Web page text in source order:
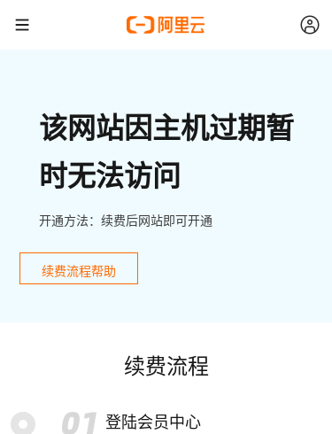
该网站因主机过期暂
时无法访问
开通方法：续费后网站即可开通
续费流程帮助
续费流程
登陆会员中心